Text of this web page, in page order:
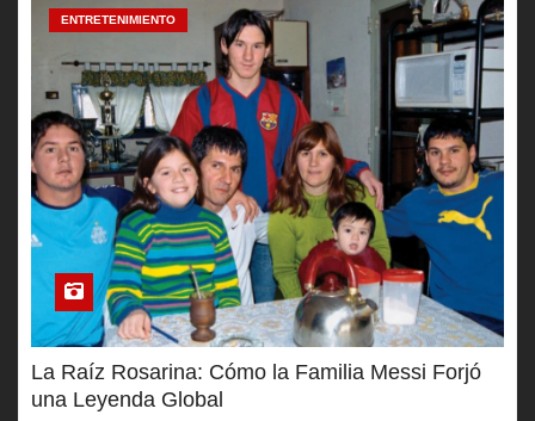
ENTRETENIMIENTO
La Raíz Rosarina: Cómo la Familia Messi Forjó
una Leyenda Global